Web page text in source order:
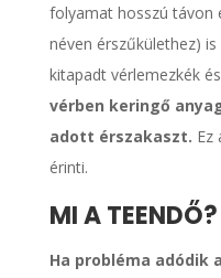
folyamat hosszú távon
néven érszűkülethez)
kitapadt vérlemezkék
vérben keringő
adott érszakaszt. Ez
érinti.
MI A TEENDŐ?
Ha probléma adódik